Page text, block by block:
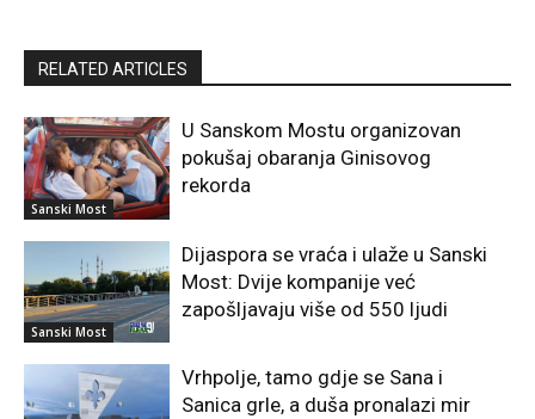
RELATED ARTICLES
Sanski Most
U Sanskom Mostu organizovan
pokušaj obaranja Ginisovog
rekorda
Sanski Most
Dijaspora se vraća i ulaže u Sanski
Most: Dvije kompanije već
zapošljavaju više od 550 ljudi
Vrhpolje, tamo gdje se Sana i
Sanica grle, a duša pronalazi mir